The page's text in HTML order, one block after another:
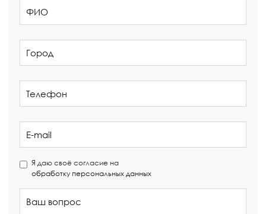
Я даю своё согласие на
обработку персональных данных